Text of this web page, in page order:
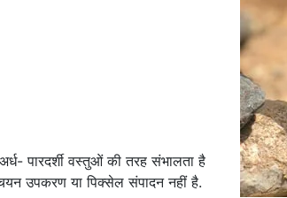
पारदर्शी वस्तुओं की तरह संभालता है
उपकरण या पिक्सेल संपादन नहीं है.